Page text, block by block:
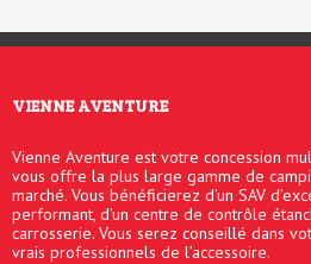
VIENNE AVENTURE
Vienne Aventure est votre concession
vous offre la plus large gamme de
marché. Vous bénéficierez d’un SAV
performant, d’un centre de contrôle
carrosserie. Vous serez conseillé dans
vrais professionnels de l’accessoire.